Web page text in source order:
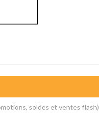
soldes et ventes flash)